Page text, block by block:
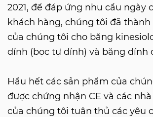
2021, để đáp ứng nhu cầu ngày
khách hàng, chúng tôi đã
của chúng tôi cho băng
dính (bọc tự dính) và băng dính
Hầu hết các sản phẩm của
được chứng nhận CE và các
của chúng tôi tuân thủ các yêu